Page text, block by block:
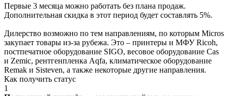
Первые 3 месяца можно работать без плана продаж.
Дополнительная скидка в этот период будет составлять 5%.
Дилерство возможно по тем направлениям, по которым Micros
закупает товары из-за рубежа. Это – принтеры и МФУ Ricoh,
постпечатное оборудование SIGO, весовое оборудование Cas
и Zemic, рентгенпленка Aqfa, климатическое оборудование
Remak и Sisteven, а также некоторые другие направления.
Как получить статус
1